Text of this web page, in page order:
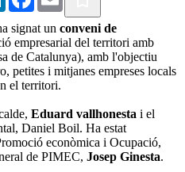
signat un conveni de
empresarial del territori amb
de Catalunya), amb l'objectiu
petites i mitjanes empreses locals
el territori.
Eduard vallhonesta i el
Daniel Boil. Ha estat
econòmica i Ocupació,
de PIMEC, Josep Ginesta.